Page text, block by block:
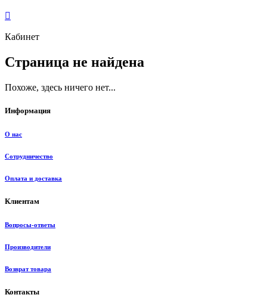
Кабинет
Страница не найдена
Похоже, здесь ничего нет...
Информация
О нас
Сотрудничество
Оплата и доставка
Клиентам
Вопросы-ответы
Производители
Возврат товара
Контакты